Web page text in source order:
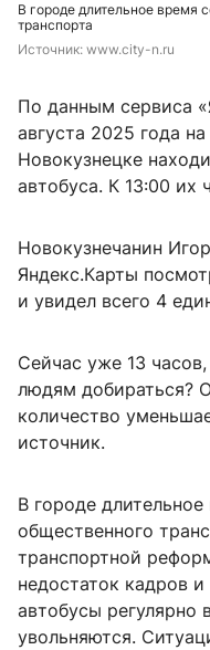
В городе длительное время
транспорта
Источник: www.city-n.ru
По данным сервиса
августа 2025 года
Новокузнецке
автобуса. К 13:00 их
Новокузнечанин
Яндекс.Карты
и увидел всего 4
Сейчас уже 13
людям добираться?
количество
источник.
В городе
общественного
транспортной
недостаток кадров
автобусы регулярно
увольняются.